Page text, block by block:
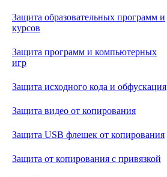
Защита образовательных программ и
курсов
Защита программ и компьютерных
игр
Защита исходного кода и обфускация
Защита видео от копирования
Защита USB флешек от копирования
Защита от копирования с привязкой